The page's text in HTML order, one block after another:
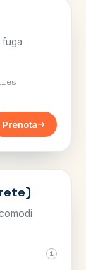
fuga
Prenota
i